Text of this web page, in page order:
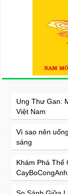
Ung Thư Gan:
Việt Nam
Vì sao nên
sáng
Khám Phá Thế